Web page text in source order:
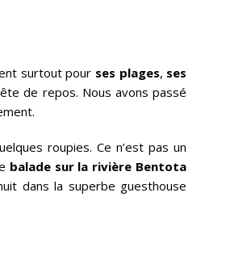
surtout pour ses plages, ses
de repos. Nous avons passé
roupies. Ce n’est pas un
balade sur la rivière Bentota
dans la superbe guesthouse